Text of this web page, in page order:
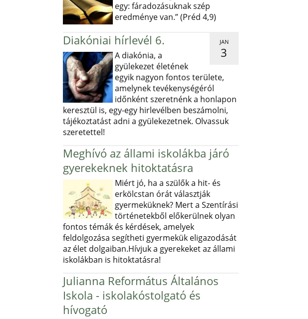
egy: fáradozásuknak szép
eredménye van.” (Préd 4,9)
JAN
3
Diakóniai hírlevél 6.
A diakónia, a
gyülekezet életének
egyik nagyon fontos területe,
amelynek tevékenységéról
időnként szeretnénk a honlapon
keresztül is, egy-egy hirlevélben beszámolni,
tájékoztatást adni a gyülekezetnek. Olvassuk
szeretettel!
Meghívó az állami iskolákba járó
gyerekeknek hitoktatásra
Miért jó, ha a szülők a hit- és
erkölcstan órát választják
gyermeküknek? Mert a Szentírási
történetekből előkerülnek olyan
fontos témák és kérdések, amelyek
feldolgozása segítheti gyermekük eligazodását
az élet dolgaiban.Hívjuk a gyerekeket az állami
iskolákban is hitoktatásra!
Julianna Református Általános
Iskola - iskolakóstolgató és
hívogató